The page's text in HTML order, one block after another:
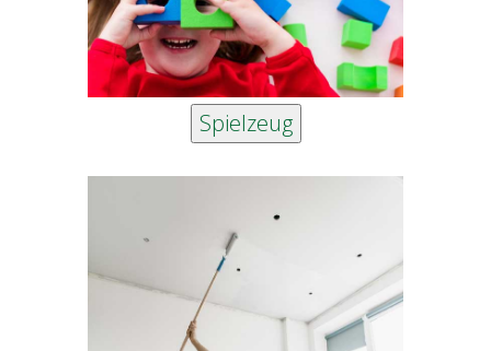
Wände und Decken